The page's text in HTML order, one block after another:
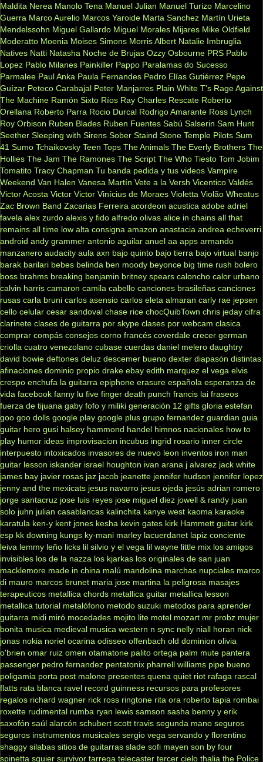
Maldita Nerea Manolo Tena Manuel Julian Manuel Turizo Marcelino
Guerra Marco Aurelio Marcos Yaroide Marta Sanchez Martín Urieta
Mendelssohn Miguel Gallardo Miguel Morales Mijares Mike Oldfield
Moderatto Moenia Moises Simons Morris Albert Natalie Imbruglia
Natives Natti Natasha Noche de Brujas Ozzy Osbourne PRS Pablo
Lopez Pablo Milanes Painkiller Pappo Paralamas do Sucesso
Parmalee Paul Anka Paula Fernandes Pedro Elías Gutiérrez Pepe
Guízar Peteco Carabajal Peter Manjarres Plain White T's Rage Against
The Machine Ramón Sixto Ríos Ray Charles Rescate Roberto
Orellana Roberto Parra Rocio Durcal Rodrigo Amarante Ross Lynch
Roy Orbison Ruben Blades Ruben Fuentes Sabú Salserin Sam Hunt
Seether Sleeping with Sirens Sober Staind Stone Temple Pilots Sum
41 Sumo Tchaikovsky Teen Tops The Animals The Everly Brothers The
Hollies The Jam The Ramones The Script The Who Tiesto Tom Jobim
Tomatito Tracy Chapman Tu banda pedida y tus videos Vampire
Weekend Van Halen Vanesa Martín Vete a la Versh Vicentico Valdés
Victor Acosta Victor Victor Vinícius de Moraes Violetta Violão Wheatus
Zac Brown Band Zacarias Ferreira acordeon acustica adobe adriel
favela alex zurdo alexis y fido alfredo olivas alice in chains all that
remains all time low alta consigna amazon anastacia andrea echeverri
android andy grammer antonio aguilar anuel aa apps armando
manzanero audacity aula axn bajo quinto bajo tierra bajo virtual banjo
barak barilari bebes belinda ben moody beyonce big time rush bolero
boss brahms breaking benjamin britney spears caloncho calor urbano
calvin harris camaron camila cabello canciones brasileñas canciones
rusas carla bruni carlos asensio carlos eleta almaran carly rae jepsen
cello celular cesar sandoval chase rice chocQuibTown chris jeday cifra
clarinete clases de guitarra por skype clases por webcam clasica
comprar compás consejos corno francés coverdale crecer german
criolla cuatro venezolano cubase cuerdas daniel melero daughtry
david bowie deftones deluz descemer bueno dexter diapasón distintas
afinaciones dominio propio drake ebay edith marquez el vega elvis
crespo enchufa la guitarra epiphone erasure española esperanza de
vida facebook fanny lu five finger death punch francis lai fraseos
fuerza de tijuana gaby fofo y miliki generación 12 gifts gloria estefan
goo goo dolls google play google plus grupo fernandez guardian guia
guitar hero gusi halsey hammond handel himnos nacionales how to
play humor ideas improvisacion incubus ingrid rosario inner circle
interpuesto intoxicados invasores de nuevo leon inventos iron man
guitar lesson iskander israel houghton ivan arana j alvarez jack white
james bay javier rosas jaz jacob jeanette jennifer hudson jennifer lopez
jenny and the mexicats jesus navarro jesus ojeda jesús adrian romero
jorge santacruz jose luis reyes jose miguel diez jowell & randy juan
solo juhn julian casablancas kalinchita kanye west kaoma karaoke
karatula ken-y kent jones kesha kevin gates kirk Hammett guitar kirk
esp kk downing kungs ky-mani marley lacuerdanet lapiz conciente
leiva lemmy leño licks lil silvio y el vega lil wayne little mix los amigos
invisibles los de la nazza los kjarkas los originales de san juan
macklemore made in china malú mandolina marchas nupciales marco
di mauro marcos brunet maria jose martina la peligrosa masajes
terapeuticos metallica chords metallica guitar metallica lesson
metallica tutorial metalófono metodo suzuki metodos para aprender
guitarra midi miró mocedades mojito lite motel mozart mr probz mujer
bonita musica medieval musica western n sync nelly niall horan nick
jonas nokia noriel ocarina odisseo offenbach old dominion olivia
o'brien omar ruiz omen otamatone palito ortega palm mute pantera
passenger pedro fernandez pentatonix pharrell williams pipe bueno
poligamia porta post malone presentes quena quiet riot rafaga rascal
flatts rata blanca ravel record guinness recursos para profesores
regalos richard wagner rick ross ringtone rita ora roberto tapia rombai
roxette rudimental rumba ryan lewis samson sasha benny y erik
saxofón saúl alarcón schubert scott travis segunda mano seguros
seguros instrumentos musicales sergio vega servando y florentino
shaggy silabas sitios de guitarras slade sofi mayen son by four
spinetta squier survivor tarrega telecaster tercer cielo thalia the Police